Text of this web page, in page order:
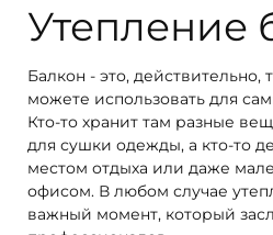
И
з
г
о
т
о
в
л
е
Утепление
Балкон - это, действительно,
можете использовать для
Кто-то хранит там разные
для сушки одежды, а кто-то
местом отдыха или даже
офисом. В любом случае
важный момент, который